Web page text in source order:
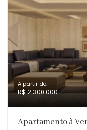
A partir de:
R$ 2.300.000
Apartamento à